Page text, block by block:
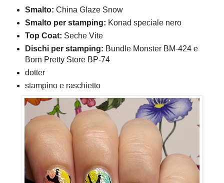
Smalto: China Glaze Snow
Smalto per stamping: Konad speciale nero
Top Coat: Seche Vite
Dischi per stamping: Bundle Monster BM-424 e
Born Pretty Store BP-74
dotter
stampino e raschietto